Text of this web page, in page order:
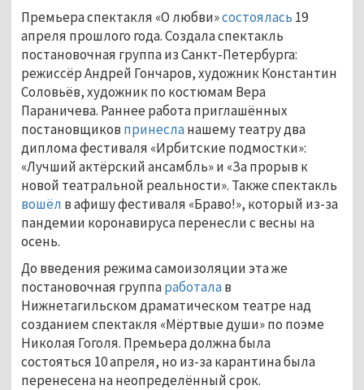
Премьера спектакля «О любви»состоялась 19
апреля прошлого года. Создала спектакль
постановочная группа из Санкт-Петербурга:
режиссёр Андрей Гончаров, художник Константин
Соловьёв, художник по костюмам Вера
Параничева. Раннее работа приглашённых
постановщиков принесланашему театру два
диплома фестиваля «Ирбитские подмостки»:
«Лучший актёрский ансамбль» и «За прорыв к
новой театральной реальности». Также спектакль
вошёл в афишу фестиваля «Браво!», который из-за
пандемии коронавируса перенесли с весны на
осень.
До введения режима самоизоляции эта же
постановочная группаработалав
Нижнетагильском драматическом театре над
созданием спектакля «Мёртвые души» по поэме
Николая Гоголя. Премьера должна была
состояться 10 апреля, но из-за карантина была
перенесена на неопределённый срок.